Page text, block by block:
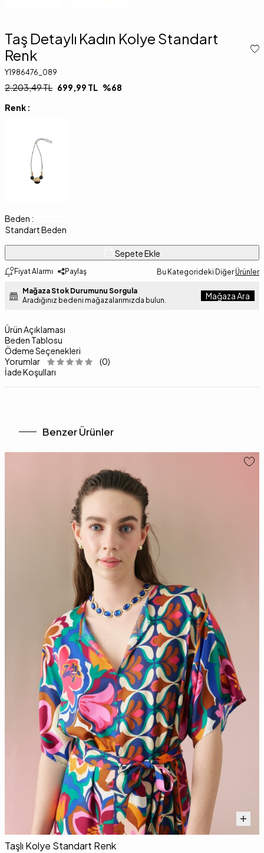
Taş Detaylı Kadın Kolye Standart
Renk
Y1986476_089
2.203,49TL 699,99 TL %68
Renk :
Beden :
Standart Beden
Sepete Ekle
Fiyat Alarmı Paylaş Bu Kategorideki Diğer Ürünler
Mağaza Stok Durumunu Sorgula
Aradığınız bedeni mağazalarımızda bulun.
Mağaza Ara
Ürün Açıklaması
Beden Tablosu
Ödeme Seçenekleri
Yorumlar
(0)
İade Koşulları
Benzer Ürünler
Taşlı Kolye Standart Renk